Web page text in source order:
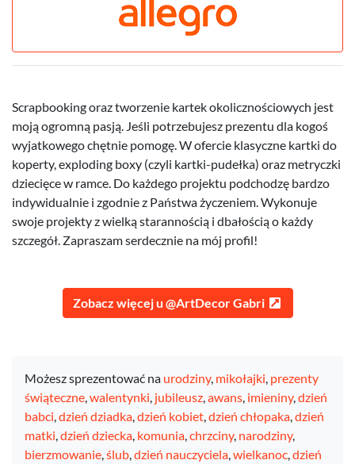
Scrapbooking oraz tworzenie kartek okolicznościowych jest
moją ogromną pasją. Jeśli potrzebujesz prezentu dla kogoś
wyjatkowego chętnie pomogę. W ofercie klasyczne kartki do
koperty, exploding boxy (czyli kartki-pudełka) oraz metryczki
dziecięce w ramce. Do każdego projektu podchodzę bardzo
indywidualnie i zgodnie z Państwa życzeniem. Wykonuje
swoje projekty z wielką starannością i dbałością o każdy
szczegół. Zapraszam serdecznie na mój profil!
Zobacz więcej u @ArtDecor Gabri
Możesz sprezentować na urodziny, mikołajki, prezenty
świąteczne,walentynki, jubileusz,awans, imieniny,dzień
babci,dzień dziadka,dzień kobiet,dzień chłopaka,dzień
matki,dzień dziecka, komunia,chrzciny, narodziny,
bierzmowanie,ślub,dzień nauczyciela,wielkanoc,dzień